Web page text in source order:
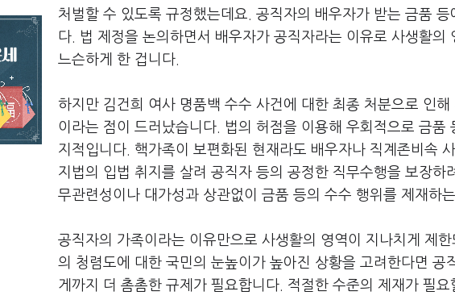
처벌할 수 있도록 규정했는데요. 공직자의 배우자가 받는 금품
다. 법 제정을 논의하면서 배우자가 공직자라는 이유로 사생활
느슨하게 한 겁니다.
하지만 김건희 여사 명품백 수수 사건에 대한 최종 처분으로 인
이라는 점이 드러났습니다. 법의 허점을 이용해 우회적으로 금
지적입니다. 핵가족이 보편화된 현재라도 배우자나 직계존비속
지법의 입법 취지를 살려 공직자 등의 공정한 직무수행을 보장
무관련성이나 대가성과 상관없이 금품 등의 수수 행위를 제재하
공직자의 가족이라는 이유만으로 사생활의 영역이 지나치게 제
의 청렴도에 대한 국민의 눈높이가 높아진 상황을 고려한다면 공
게까지 더 촘촘한 규제가 필요합니다. 적절한 수준의 제재가 필요